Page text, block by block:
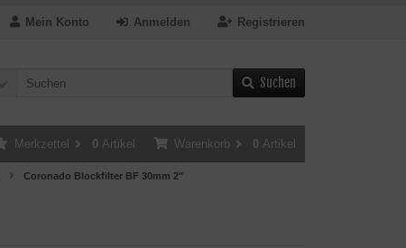
Registrieren
Anmelden
Mein Konto
Suchen
Warenkorb 0 Artikel
Merkzettel 0 Artikel
Coronado Blockfilter BF 30mm 2"